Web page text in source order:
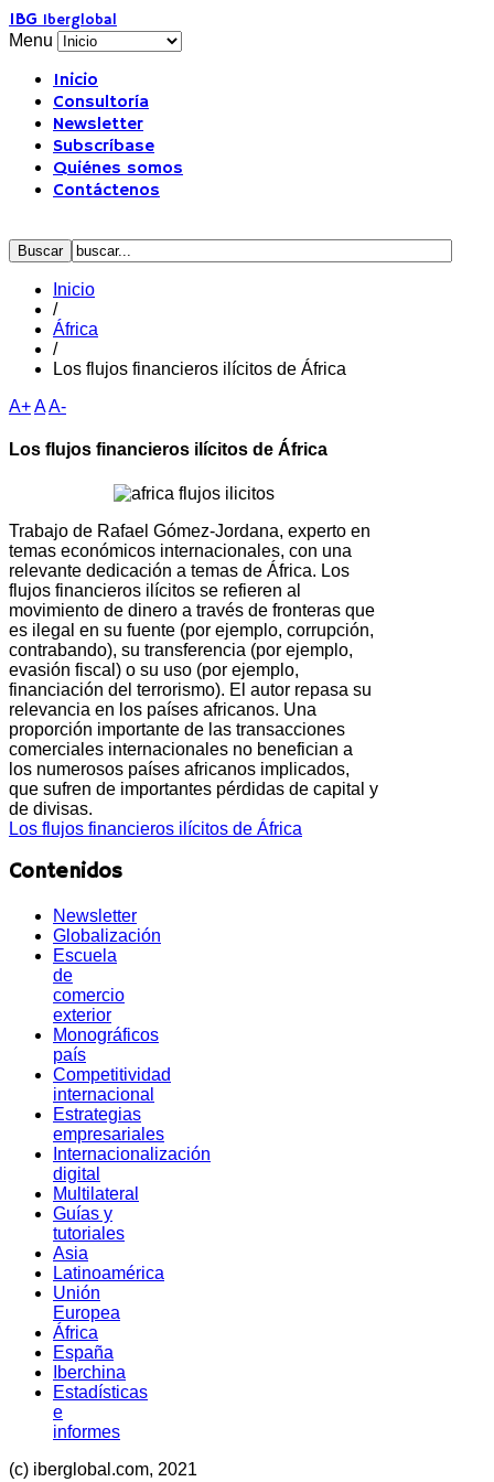
IBG Iberglobal
Menu
Inicio
Consultoría
Newsletter
Subscríbase
Quiénes somos
Contáctenos
Inicio
/
África
/
Los flujos financieros ilícitos de África
A+AA-
Los flujos financieros ilícitos de África
Trabajo de Rafael Gómez-Jordana, experto en
temas económicos internacionales, con una
relevante dedicación a temas de África. Los
flujos financieros ilícitos se refieren al
movimiento de dinero a través de fronteras que
es ilegal en su fuente (por ejemplo, corrupción,
contrabando), su transferencia (por ejemplo,
evasión fiscal) o su uso (por ejemplo,
financiación del terrorismo). El autor repasa su
relevancia en los países africanos. Una
proporción importante de las transacciones
comerciales internacionales no benefician a
los numerosos países africanos implicados,
que sufren de importantes pérdidas de capital y
de divisas.
Los flujos financieros ilícitos de África
Contenidos
Newsletter
Globalización
Escuela
de
comercio
exterior
Monográficos
país
Competitividad
internacional
Estrategias
empresariales
Internacionalización
digital
Multilateral
Guías y
tutoriales
Asia
Latinoamérica
Unión
Europea
África
España
Iberchina
Estadísticas
e
informes
(c) iberglobal.com, 2021